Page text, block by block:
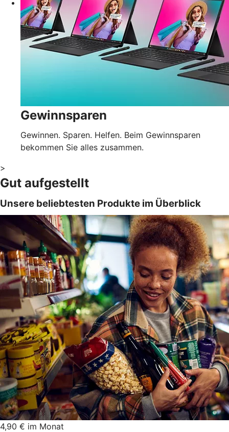
Gewinnsparen
Gewinnen. Sparen. Helfen. Beim Gewinnsparen
bekommen Sie alles zusammen.
>
Gut aufgestellt
Unsere beliebtesten Produkte im Überblick
4,90 € im Monat